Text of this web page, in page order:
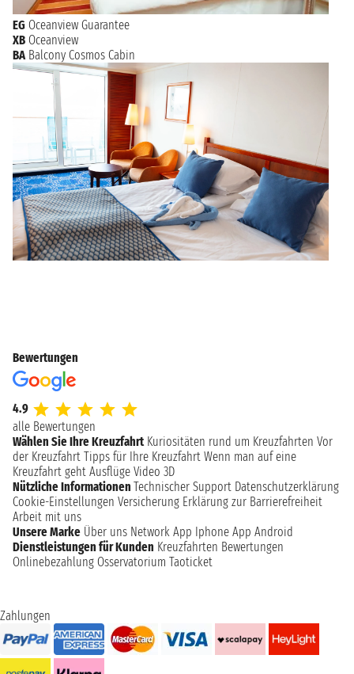
EG Oceanview Guarantee
XB Oceanview
BA Balcony Cosmos Cabin
Bewertungen
4.9
alle Bewertungen
Wählen Sie Ihre Kreuzfahrt Kuriositäten rund um Kreuzfahrten Vor
der Kreuzfahrt Tipps für Ihre Kreuzfahrt Wenn man auf eine
Kreuzfahrt geht Ausflüge Video 3D
Nützliche Informationen Technischer Support Datenschutzerklärung
Cookie-Einstellungen Versicherung Erklärung zur Barrierefreiheit
Arbeit mit uns
Unsere Marke Über uns Network App Iphone App Android
Dienstleistungen für Kunden Kreuzfahrten Bewertungen
Onlinebezahlung Osservatorium Taoticket
Zahlungen